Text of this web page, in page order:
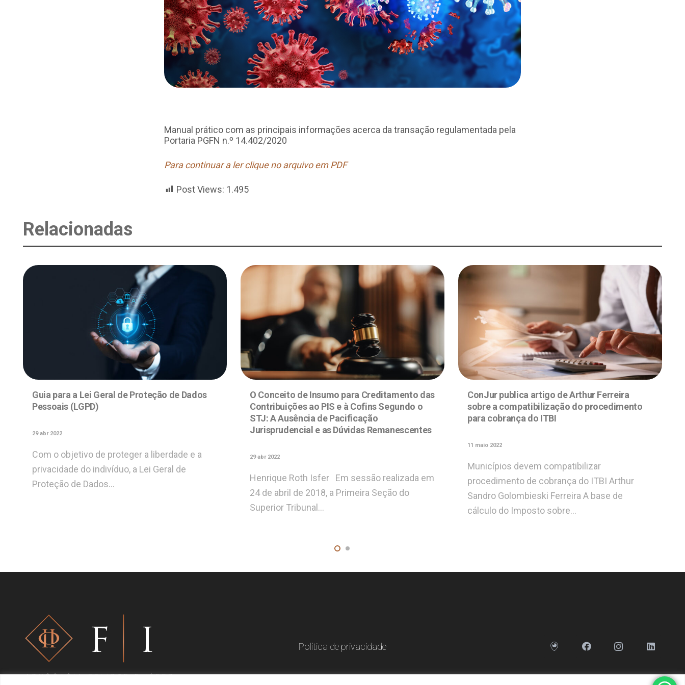
Manual prático com as principais informações acerca da transação regulamentada pela
Portaria PGFN n.º 14.402/2020
Para continuar a ler clique no arquivo em PDF
Post Views: 1.495
Relacionadas
Guia para a Lei Geral de Proteção de Dados
Pessoais (LGPD)
29 abr 2022
Com o objetivo de proteger a liberdade e a
privacidade do indivíduo, a Lei Geral de
Proteção de Dados…
O Conceito de Insumo para Creditamento das
Contribuições ao PIS e à Cofins Segundo o
STJ: A Ausência de Pacificação
Jurisprudencial e as Dúvidas Remanescentes
29 abr 2022
Henrique Roth Isfer Em sessão realizada em
24 de abril de 2018, a Primeira Seção do
Superior Tribunal…
ConJur publica artigo de Arthur Ferreira
sobre a compatibilização do procedimento
para cobrança do ITBI
11 maio 2022
Municípios devem compatibilizar
procedimento de cobrança do ITBI Arthur
Sandro Golombieski Ferreira A base de
cálculo do Imposto sobre…
Política de privacidade